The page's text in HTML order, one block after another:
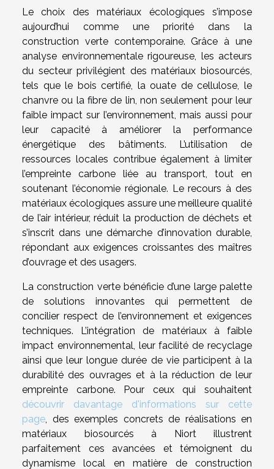
Le choix des matériaux écologiques s’impose
aujourd’hui comme une priorité dans la
construction verte contemporaine. Grâce à une
analyse environnementale rigoureuse, les acteurs
du secteur privilégient des matériaux biosourcés,
tels que le bois certifié, la ouate de cellulose, le
chanvre ou la fibre de lin, non seulement pour leur
faible impact sur l’environnement, mais aussi pour
leur capacité à améliorer la performance
énergétique des bâtiments. L’utilisation de
ressources locales contribue également à limiter
l’empreinte carbone liée au transport, tout en
soutenant l’économie régionale. Le recours à des
matériaux écologiques assure une meilleure qualité
de l’air intérieur, réduit la production de déchets et
s’inscrit dans une démarche d’innovation durable,
répondant aux exigences croissantes des maîtres
d’ouvrage et des usagers.
La construction verte bénéficie d’une large palette
de solutions innovantes qui permettent de
concilier respect de l’environnement et exigences
techniques. L’intégration de matériaux à faible
impact environnemental, leur facilité de recyclage
ainsi que leur longue durée de vie participent à la
durabilité des ouvrages et à la réduction de leur
empreinte carbone. Pour ceux qui souhaitent
découvrir davantage d'informations sur cette
page, des exemples concrets de réalisations en
matériaux biosourcés à Niort illustrent
parfaitement ces avancées et témoignent du
dynamisme local en matière de construction